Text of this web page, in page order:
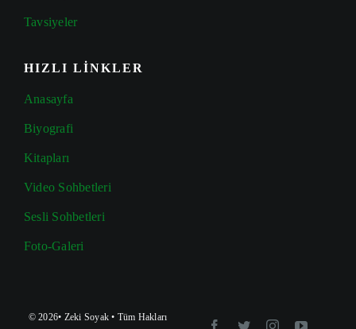
Tavsiyeler
HIZLI LİNKLER
Anasayfa
Biyografi
Kitapları
Video Sohbetleri
Sesli Sohbetleri
Foto-Galeri
© 2026• Zeki Soyak • Tüm Hakları